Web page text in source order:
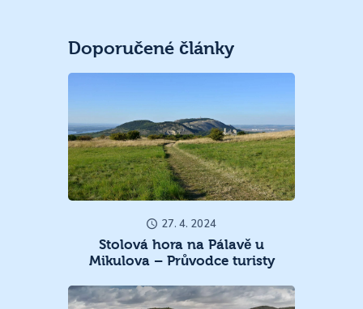
Doporučené články
27. 4. 2024
Stolová hora na Pálavě u
Mikulova – Průvodce turisty